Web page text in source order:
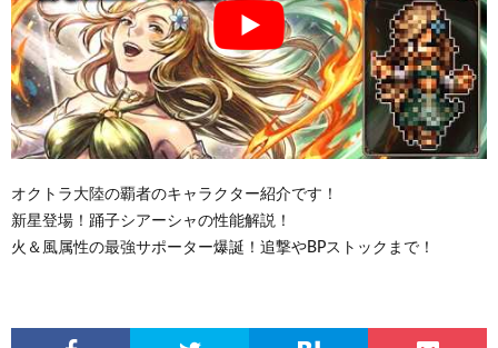
オクトラ大陸の覇者のキャラクター紹介です！
新星登場！踊子シアーシャの性能解説！
火＆風属性の最強サポーター爆誕！追撃やBPストックまで！